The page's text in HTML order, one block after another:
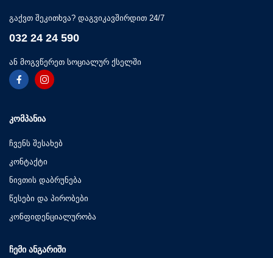
გაქვთ შეკითხვა? დაგვიკავშირდით 24/7
032 24 24 590
ან მოგვწერეთ სოციალურ ქსელში
ᲙᲝᲛᲞᲐᲜᲘᲐ
ჩვენს შესახებ
კონტაქტი
ნივთის დაბრუნება
წესები და პირობები
კონფიდენციალურობა
ᲩᲔᲛᲘ ᲐᲜᲒᲐᲠᲘᲨᲘ